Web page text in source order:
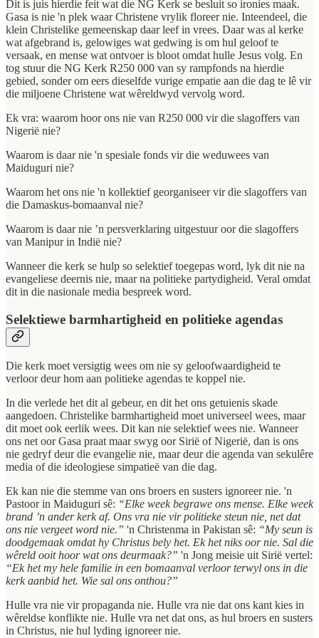
Dit is juis hierdie feit wat die NG Kerk se besluit so ironies maak.
Gasa is nie 'n plek waar Christene vrylik floreer nie. Inteendeel, die
klein Christelike gemeenskap daar leef in vrees. Daar was al kerke
wat afgebrand is, gelowiges wat gedwing is om hul geloof te
versaak, en mense wat ontvoer is bloot omdat hulle Jesus volg. En
tog stuur die NG Kerk R250 000 van sy rampfonds na hierdie
gebied, sonder om eers dieselfde vurige empatie aan die dag te lê vir
die miljoene Christene wat wêreldwyd vervolg word.
Ek vra: waarom hoor ons nie van R250 000 vir die slagoffers van
Nigerië nie?
Waarom is daar nie 'n spesiale fonds vir die weduwees van
Maiduguri nie?
Waarom het ons nie 'n kollektief georganiseer vir die slagoffers van
die Damaskus-bomaanval nie?
Waarom is daar nie ’n persverklaring uitgestuur oor die slagoffers
van Manipur in Indië nie?
Wanneer die kerk se hulp so selektief toegepas word, lyk dit nie na
evangeliese deernis nie, maar na politieke partydigheid. Veral omdat
dit in die nasionale media bespreek word.
Selektiewe barmhartigheid en politieke agendas
Die kerk moet versigtig wees om nie sy geloofwaardigheid te
verloor deur hom aan politieke agendas te koppel nie.
In die verlede het dit al gebeur, en dit het ons getuienis skade
aangedoen. Christelike barmhartigheid moet universeel wees, maar
dit moet ook eerlik wees. Dit kan nie selektief wees nie. Wanneer
ons net oor Gasa praat maar swyg oor Sirië of Nigerië, dan is ons
nie gedryf deur die evangelie nie, maar deur die agenda van sekulêre
media of die ideologiese simpatieë van die dag.
Ek kan nie die stemme van ons broers en susters ignoreer nie. 'n
Pastoor in Maiduguri sê: “Elke week begrawe ons mense. Elke week
brand ’n ander kerk af. Ons vra nie vir politieke steun nie, net dat
ons nie vergeet word nie.” 'n Christenma in Pakistan sê: “My seun is
doodgemaak omdat hy Christus bely het. Ek het niks oor nie. Sal die
wêreld ooit hoor wat ons deurmaak?” 'n Jong meisie uit Sirië vertel:
“Ek het my hele familie in een bomaanval verloor terwyl ons in die
kerk aanbid het. Wie sal ons onthou?”
Hulle vra nie vir propaganda nie. Hulle vra nie dat ons kant kies in
wêreldse konflikte nie. Hulle vra net dat ons, as hul broers en susters
in Christus, nie hul lyding ignoreer nie.